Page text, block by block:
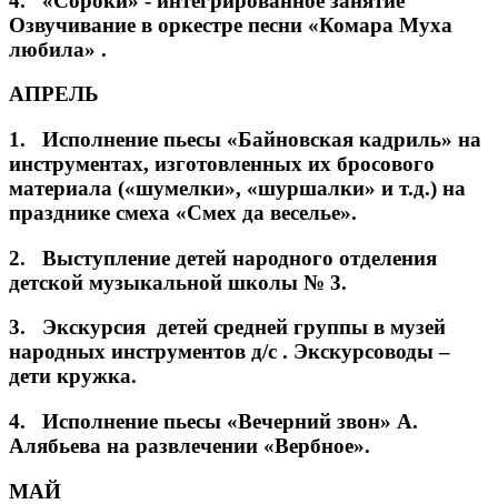
Озвучивание в оркестре песни «Комара Муха
любила» .
АПРЕЛЬ
1. Исполнение пьесы «Байновская кадриль» на
инструментах, изготовленных их бросового
материала («шумелки», «шуршалки» и т.д.) на
празднике смеха «Смех да веселье».
2. Выступление детей народного отделения
детской музыкальной школы № 3.
3. Экскурсия детей средней группы в музей
народных инструментов д/с . Экскурсоводы –
дети кружка.
4. Исполнение пьесы «Вечерний звон» А.
Алябьева на развлечении «Вербное».
МАЙ